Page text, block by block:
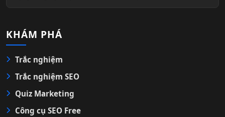
KHÁM PHÁ
Trắc nghiệm
Trắc nghiệm SEO
Quiz Marketing
Công cụ SEO Free